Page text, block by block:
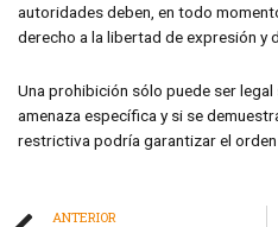
autoridades deben, en todo
derecho a la libertad de expresión y
Una prohibición sólo puede ser
amenaza específica y si se
restrictiva podría garantizar el orden
ANTERIOR